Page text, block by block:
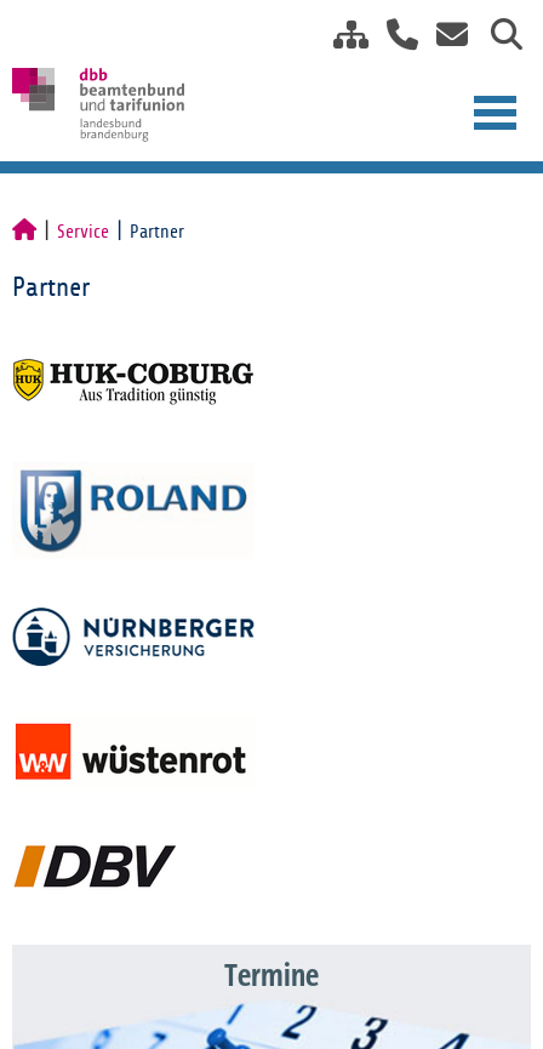
Service Partner
Partner
Termine